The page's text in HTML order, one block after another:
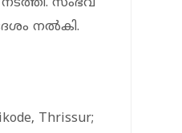
നൽകി.
Thrissur;